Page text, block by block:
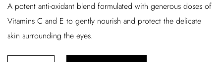
A potent anti-oxidant blend formulated with generous doses of
Vitamins C and E to gently nourish and protect the delicate
skin surrounding the eyes.